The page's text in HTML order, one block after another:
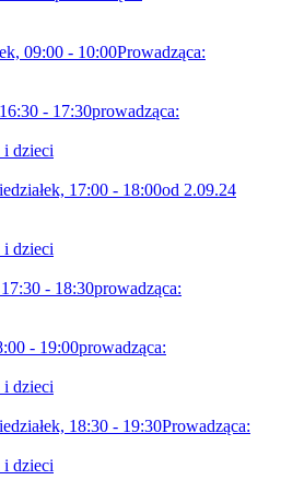
09:00 - 10:00Prowadząca:
- 17:30prowadząca:
i dzieci
17:00 - 18:00od 2.09.24
i dzieci
- 18:30prowadząca:
- 19:00prowadząca:
i dzieci
18:30 - 19:30Prowadząca:
i dzieci